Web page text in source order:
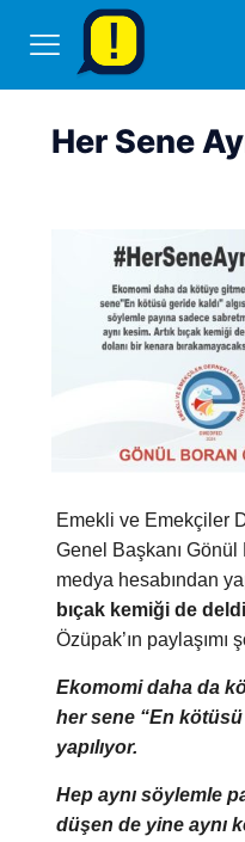
Her Sene
Emekli ve Emekçiler
Genel Başkanı Gönül
medya hesabından
bıçak kemiği de
Özüpak’ın paylaşımı
Ekomomi daha da
her sene “En kötüsü
yapılıyor.
Hep aynı söylemle
düşen de yine aynı